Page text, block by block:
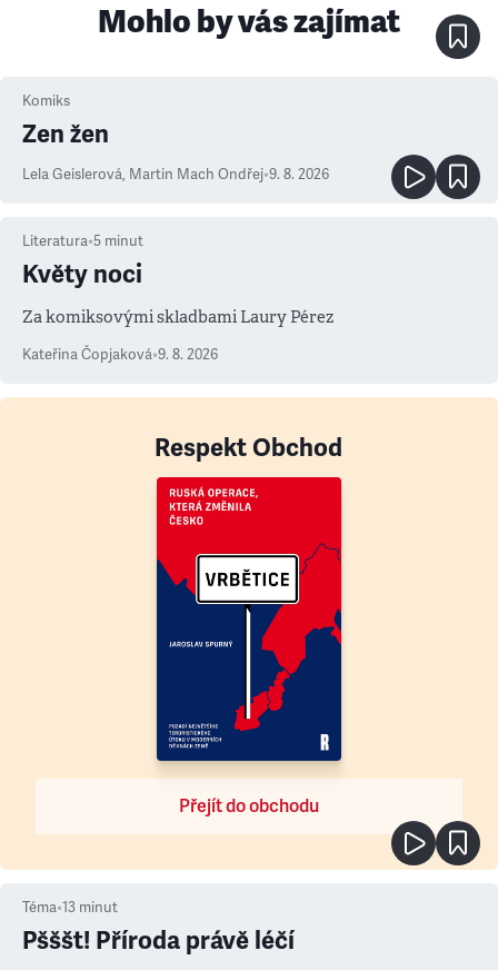
Mohlo by vás zajímat
Komiks
Zen žen
Lela Geislerová, Martin Mach Ondřej•9. 8. 2026
Literatura•5 minut
Květy noci
Za komiksovými skladbami Laury Pérez
Kateřina Čopjaková•9. 8. 2026
Respekt Obchod
Přejít do obchodu
Téma•13 minut
Pšššt! Příroda právě léčí